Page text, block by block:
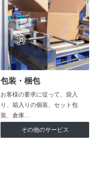
包装・梱包
お客様の要求に従って、袋入
り、箱入りの個装、セット包
装、倉庫…
その他のサービス